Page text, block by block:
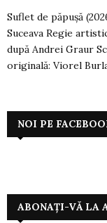
Suflet de păpușă
Suceava Regie
după Andrei Graur
originală: Viorel
NOI PE
ABONAȚI-VĂ LA